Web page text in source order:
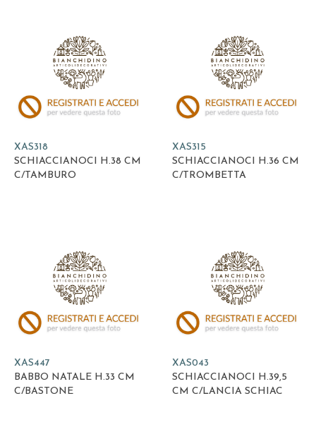
XAS318
SCHIACCIANOCI H.38 CM
C/TAMBURO
XAS315
SCHIACCIANOCI H.36 CM
C/TROMBETTA
XAS447
BABBO NATALE H.33 CM
C/BASTONE
XAS043
SCHIACCIANOCI H.39,5
CM C/LANCIA SCHIAC